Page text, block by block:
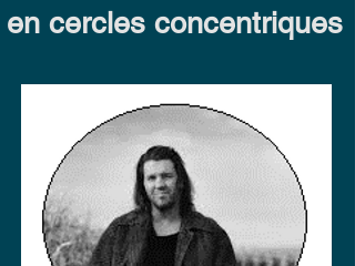
en cercles concentriques